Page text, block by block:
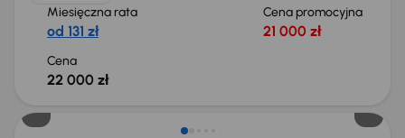
Miesięczna rata
od 131 zł
Cena promocyjna
21 000 zł
Cena
22 000 zł